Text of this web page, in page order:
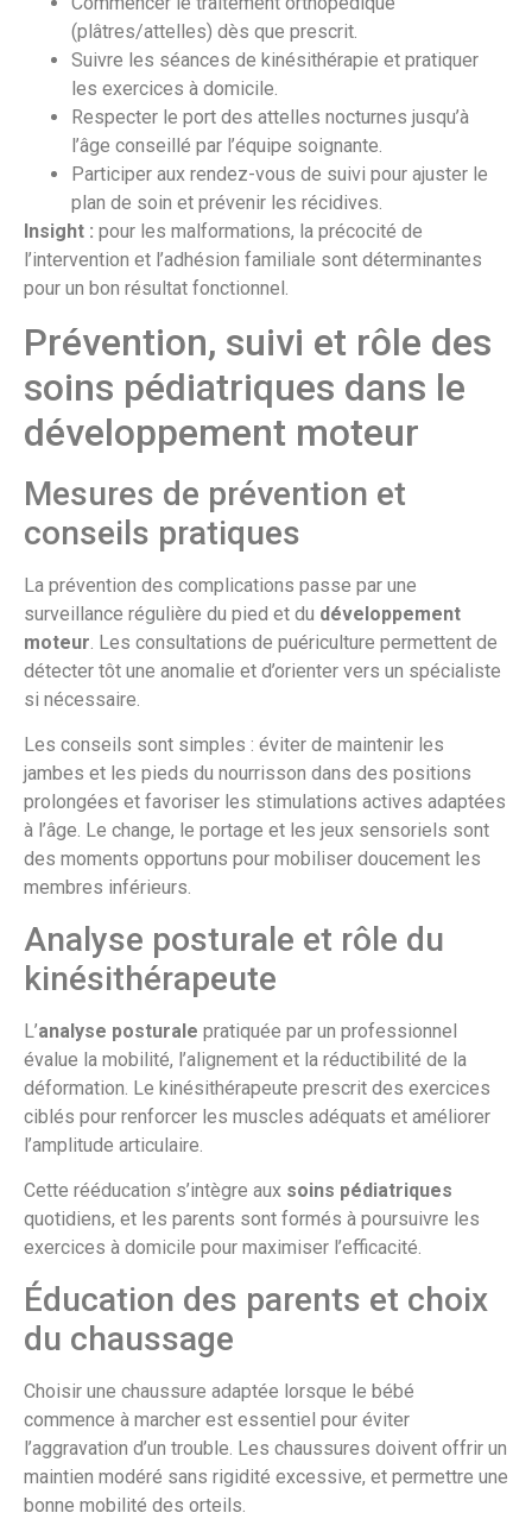
(plâtres/attelles) dès que prescrit.
Suivre les séances de kinésithérapie et pratiquer
les exercices à domicile.
Respecter le port des attelles nocturnes jusqu’à
l’âge conseillé par l’équipe soignante.
Participer aux rendez-vous de suivi pour ajuster le
plan de soin et prévenir les récidives.
Insight : pour les malformations, la précocité de
l’intervention et l’adhésion familiale sont déterminantes
pour un bon résultat fonctionnel.
Prévention, suivi et rôle des
soins pédiatriques dans le
développement moteur
Mesures de prévention et
conseils pratiques
La prévention des complications passe par une
surveillance régulière du pied et du développement
moteur. Les consultations de puériculture permettent de
détecter tôt une anomalie et d’orienter vers un spécialiste
si nécessaire.
Les conseils sont simples : éviter de maintenir les
jambes et les pieds du nourrisson dans des positions
prolongées et favoriser les stimulations actives adaptées
à l’âge. Le change, le portage et les jeux sensoriels sont
des moments opportuns pour mobiliser doucement les
membres inférieurs.
Analyse posturale et rôle du
kinésithérapeute
L’analyse posturale pratiquée par un professionnel
évalue la mobilité, l’alignement et la réductibilité de la
déformation. Le kinésithérapeute prescrit des exercices
ciblés pour renforcer les muscles adéquats et améliorer
l’amplitude articulaire.
Cette rééducation s’intègre aux soins pédiatriques
quotidiens, et les parents sont formés à poursuivre les
exercices à domicile pour maximiser l’efficacité.
Éducation des parents et choix
du chaussage
Choisir une chaussure adaptée lorsque le bébé
commence à marcher est essentiel pour éviter
l’aggravation d’un trouble. Les chaussures doivent offrir un
maintien modéré sans rigidité excessive, et permettre une
bonne mobilité des orteils.